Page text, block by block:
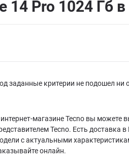
14 Pro 1024 Гб
заданные критерии не подошел ни
магазине Tecno вы
Tecno. Есть доставка
с актуальными
онлайн.